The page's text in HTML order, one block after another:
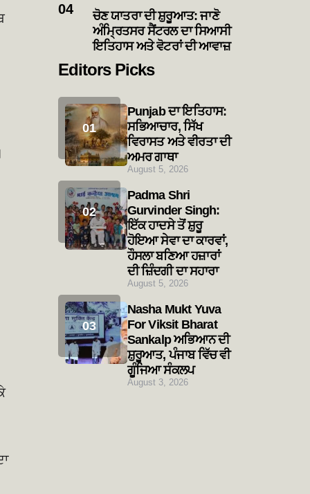
ਚੋਣ ਯਾਤਰਾ ਦੀ ਸ਼ੁਰੂਆਤ: ਜਾਣੋ
ਅੰਮ੍ਰਿਤਸਰ ਸੈਂਟਰਲ ਦਾ ਸਿਆਸੀ
ਇਤਿਹਾਸ ਅਤੇ ਵੋਟਰਾਂ ਦੀ ਆਵਾਜ਼
Editors Picks
Punjab ਦਾ ਇਤਿਹਾਸ:
ਸਭਿਆਚਾਰ, ਸਿੱਖ
ਵਿਰਾਸਤ ਅਤੇ ਵੀਰਤਾ ਦੀ
ਅਮਰ ਗਾਥਾ
August 5, 2026
Padma Shri
Gurvinder Singh:
ਇੱਕ ਹਾਦਸੇ ਤੋਂ ਸ਼ੁਰੂ
ਹੋਇਆ ਸੇਵਾ ਦਾ ਕਾਰਵਾਂ,
ਹੌਸਲਾ ਬਣਿਆ ਹਜ਼ਾਰਾਂ
ਦੀ ਜ਼ਿੰਦਗੀ ਦਾ ਸਹਾਰਾ
August 5, 2026
Nasha Mukt Yuva
For Viksit Bharat
Sankalp ਅਭਿਆਨ ਦੀ
ਸ਼ੁਰੂਆਤ, ਪੰਜਾਬ ਵਿੱਚ ਵੀ
ਗੂੰਜਿਆ ਸੰਕਲਪ
August 3, 2026